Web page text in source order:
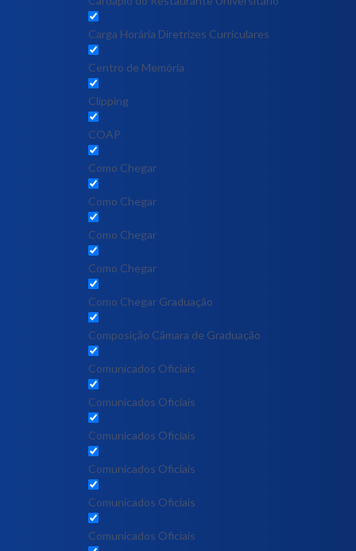
Carga Horária Diretrizes Curriculares
Centro de Memória
Clipping
COAP
Como Chegar
Como Chegar
Como Chegar
Como Chegar
Como Chegar Graduação
Composição Câmara de Graduação
Comunicados Oficiais
Comunicados Oficiais
Comunicados Oficiais
Comunicados Oficiais
Comunicados Oficiais
Comunicados Oficiais